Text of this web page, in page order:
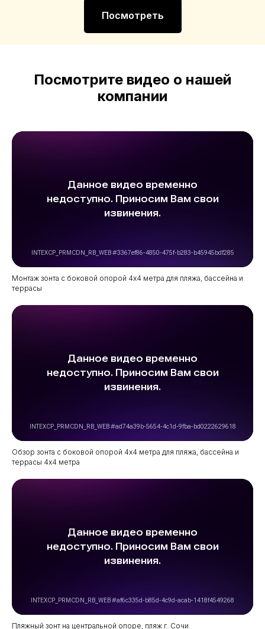
Посмотреть
Посмотрите видео о нашей
компании
Монтаж зонта с боковой опорой 4х4 метра для пляжа, бассейна и
террасы
Обзор зонта с боковой опорой 4х4 метра для пляжа, бассейна и
террасы 4х4 метра
Пляжный зонт на центральной опоре, пляж г. Сочи